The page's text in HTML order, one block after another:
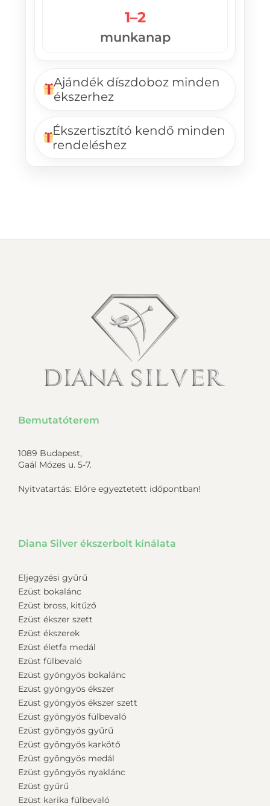
1–2
munkanap
Ajándék díszdoboz minden
ékszerhez
Ékszertisztító kendő minden
rendeléshez
Bemutatóterem
1089 Budapest,
Gaál Mózes u. 5-7.
Nyitvatartás: Előre egyeztetett időpontban!
Diana Silver ékszerbolt kínálata
Eljegyzési gyűrű
Ezüst bokalánc
Ezüst bross, kitűző
Ezüst ékszer szett
Ezüst ékszerek
Ezüst életfa medál
Ezüst fülbevaló
Ezüst gyöngyös bokalánc
Ezüst gyöngyös ékszer
Ezüst gyöngyös ékszer szett
Ezüst gyöngyös fülbevaló
Ezüst gyöngyös gyűrű
Ezüst gyöngyös karkötő
Ezüst gyöngyös medál
Ezüst gyöngyös nyaklánc
Ezüst gyűrű
Ezüst karika fülbevaló